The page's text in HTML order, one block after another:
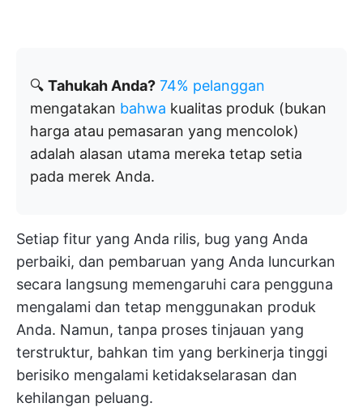
🔍 Tahukah Anda? 74% pelanggan
mengatakan bahwa kualitas produk (bukan
harga atau pemasaran yang mencolok)
adalah alasan utama mereka tetap setia
pada merek Anda.
Setiap fitur yang Anda rilis, bug yang Anda
perbaiki, dan pembaruan yang Anda luncurkan
secara langsung memengaruhi cara pengguna
mengalami dan tetap menggunakan produk
Anda. Namun, tanpa proses tinjauan yang
terstruktur, bahkan tim yang berkinerja tinggi
berisiko mengalami ketidakselarasan dan
kehilangan peluang.